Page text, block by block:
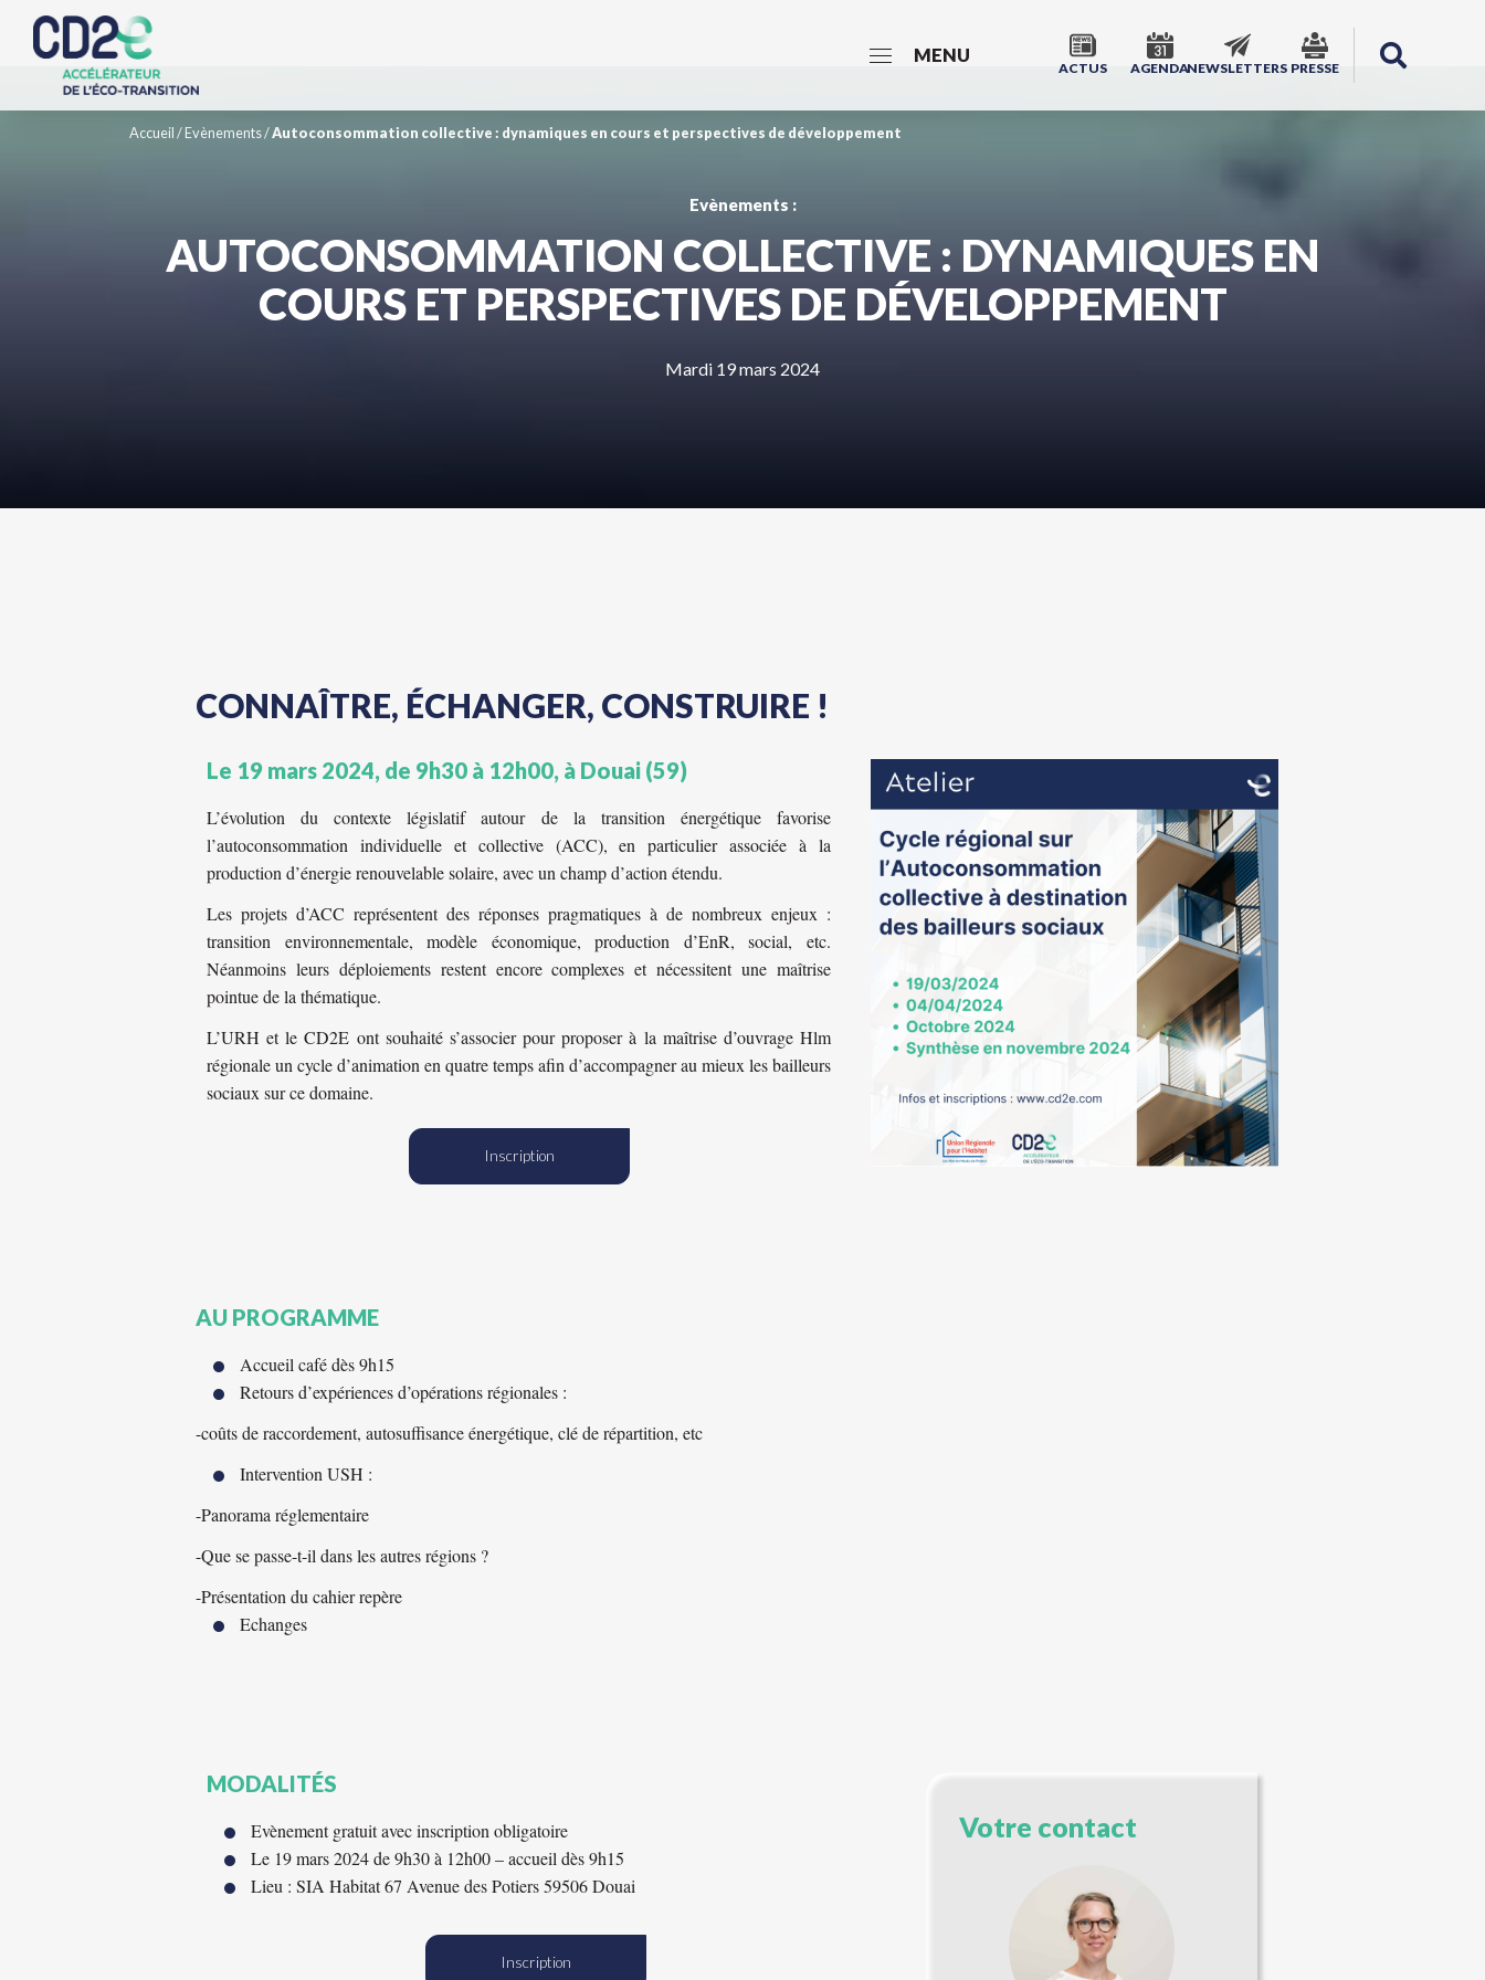
MENU
ACTUS AGENDANEWSLETTERS PRESSE
Accueil/Evènements/Autoconsommation collective : dynamiques en cours et perspectives de développement
Evènements :
AUTOCONSOMMATION COLLECTIVE : DYNAMIQUES EN
COURS ET PERSPECTIVES DE DÉVELOPPEMENT
Mardi 19 mars 2024
CONNAÎTRE, ÉCHANGER, CONSTRUIRE !
Le 19 mars 2024, de 9h30 à 12h00, à Douai (59)
L’évolution du contexte législatif autour de la transition énergétique favorise
l’autoconsommation individuelle et collective (ACC), en particulier associée à la
production d’énergie renouvelable solaire, avec un champ d’action étendu.
Les projets d’ACC représentent des réponses pragmatiques à de nombreux enjeux :
transition environnementale, modèle économique, production d’EnR, social, etc.
Néanmoins leurs déploiements restent encore complexes et nécessitent une maîtrise
pointue de la thématique.
L’URH et le CD2E ont souhaité s’associer pour proposer à la maîtrise d’ouvrage Hlm
régionale un cycle d’animation en quatre temps afin d’accompagner au mieux les bailleurs
sociaux sur ce domaine.
Inscription
AU PROGRAMME
Accueil café dès 9h15
Retours d’expériences d’opérations régionales :
-coûts de raccordement, autosuffisance énergétique, clé de répartition, etc
Intervention USH :
-Panorama réglementaire
-Que se passe-t-il dans les autres régions ?
-Présentation du cahier repère
Echanges
MODALITÉS
Evènement gratuit avec inscription obligatoire
Le 19 mars 2024 de 9h30 à 12h00 – accueil dès 9h15
Lieu : SIA Habitat 67 Avenue des Potiers 59506 Douai
Inscription
Votre contact